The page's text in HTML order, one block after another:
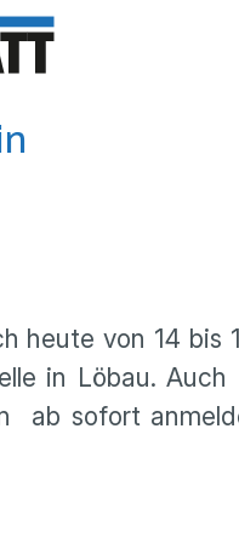
heute von 14 bis
in Löbau.
ab sofort